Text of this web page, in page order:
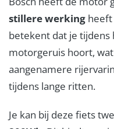
stillere werking heeft
betekent dat je
motorgeruis hoort,
aangenamere
tijdens lange ritten.
Je kan bij deze fiets